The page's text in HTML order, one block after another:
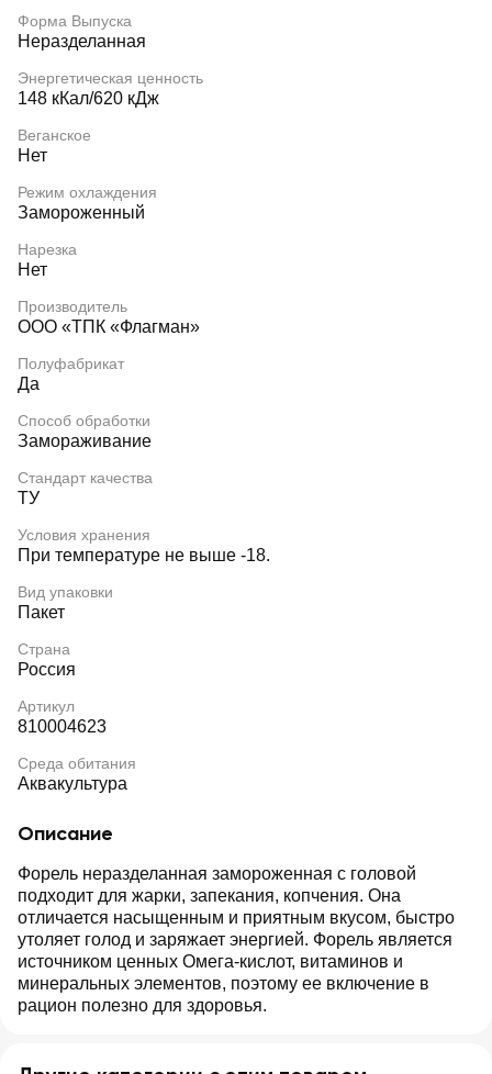
Форма Выпуска
Неразделанная
Энергетическая ценность
148 кКал/620 кДж
Веганское
Нет
Режим охлаждения
Замороженный
Нарезка
Нет
Производитель
ООО «ТПК «Флагман»
Полуфабрикат
Да
Способ обработки
Замораживание
Стандарт качества
ТУ
Условия хранения
При температуре не выше -18.
Вид упаковки
Пакет
Страна
Россия
Артикул
810004623
Среда обитания
Аквакультура
Описание
Форель неразделанная замороженная с головой
подходит для жарки, запекания, копчения. Она
отличается насыщенным и приятным вкусом, быстро
утоляет голод и заряжает энергией. Форель является
источником ценных Омега-кислот, витаминов и
минеральных элементов, поэтому ее включение в
рацион полезно для здоровья.